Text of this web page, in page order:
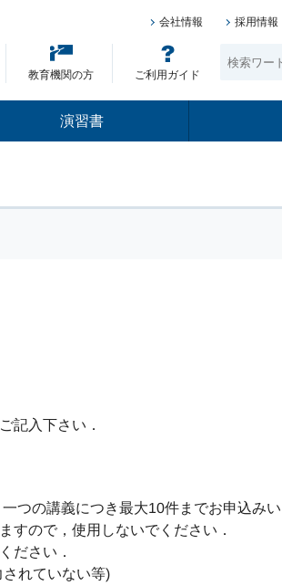
会社情報 採用情報
教育機関の方 ご利用ガイド
演習書
記入下さい．
つの講義につき最大10件までお申込み
すので，使用しないでください．
ださい．
れていない等)